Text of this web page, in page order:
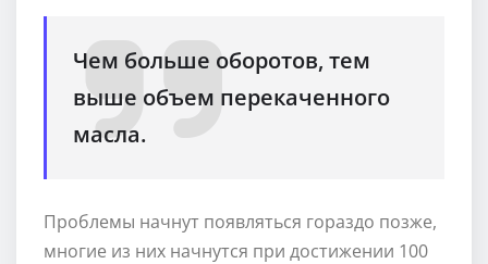
Чем больше оборотов, тем
выше объем перекаченного
масла.
Проблемы начнут появляться гораздо позже,
многие из них начнутся при достижении 100